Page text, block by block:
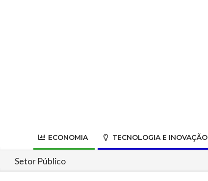
ECONOMIA TECNOLOGIA E INOVAÇÃO
Setor Público